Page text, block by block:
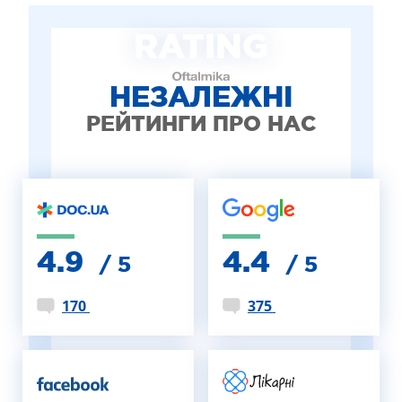
ДИТЯЧА ОФТАЛЬМОЛОГІЯ
ЛІКУВАННЯ ЗАХВОРЮВАНЬ СІТКІВКИ
ЕСТЕТИЧНА ХІРУРГІЯ
НЕЗАЛЕЖНІ
РЕЙТИНГИ ПРО НАС
4.9 / 5
170
4.4 / 5
375